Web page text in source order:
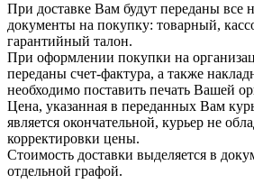
При доставке Вам будут переданы все
документы на покупку: товарный,
гарантийный талон.
При оформлении покупки на
переданы счет-фактура, а также
необходимо поставить печать Вашей
Цена, указанная в переданных Вам
является окончательной, курьер не
корректировки цены.
Стоимость доставки выделяется в
отдельной графой.